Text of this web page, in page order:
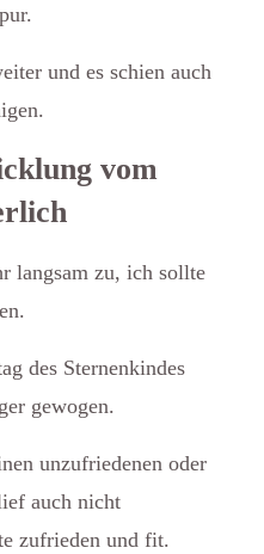
und es schien auch
vom
langsam zu, ich sollte
des Sternenkindes
gewogen.
unzufriedenen oder
auch nicht
zufrieden und fit.